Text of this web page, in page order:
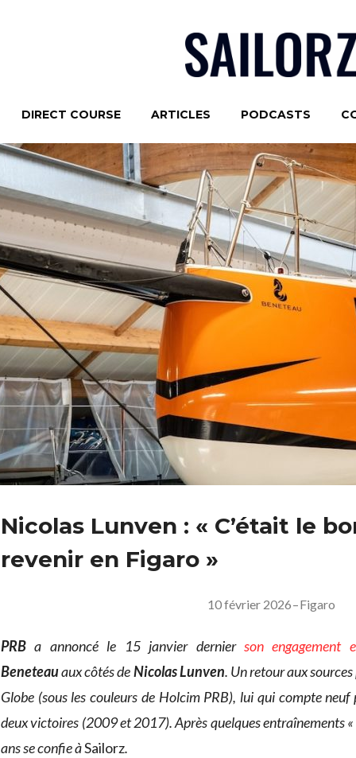
DIRECT COURSE ARTICLES PODCASTS
Nicolas Lunven : « C’était le
revenir en Figaro »
10 février 2026–Figaro
PRB a annoncé le 15 janvier dernier son engagement
Beneteauaux côtés deNicolas Lunven. Un retour aux
Globe (sous les couleurs de Holcim PRB), lui qui compte
deux victoires (2009 et 2017). Après quelques entraînements «
ans se confie àSailorz.